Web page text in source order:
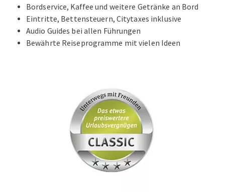
Bordservice, Kaffee und weitere Getränke an Bord
Eintritte, Bettensteuern, Citytaxes inklusive
Audio Guides bei allen Führungen
Bewährte Reiseprogramme mit vielen Ideen